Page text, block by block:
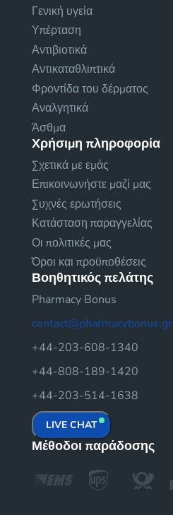
Γενική υγεία
Υπέρταση
Αντιβιοτικά
Αντικαταθλιπτικά
Φροντίδα του δέρματος
Αναλγητικά
Άσθμα
Χρήσιμη πληροφορία
Σχετικά με εμάς
Επικοινωνήστε μαζί μας
Συχνές ερωτήσεις
Κατάσταση παραγγελίας
Οι πολιτικές μας
Όροι και προϋποθέσεις
Βοηθητικός πελάτης
Pharmacy Bonus
contact@pharmacybonus.gr
+44-203-608-1340
+44-808-189-1420
+44-203-514-1638
LIVE CHAT
Μέθοδοι παράδοσης